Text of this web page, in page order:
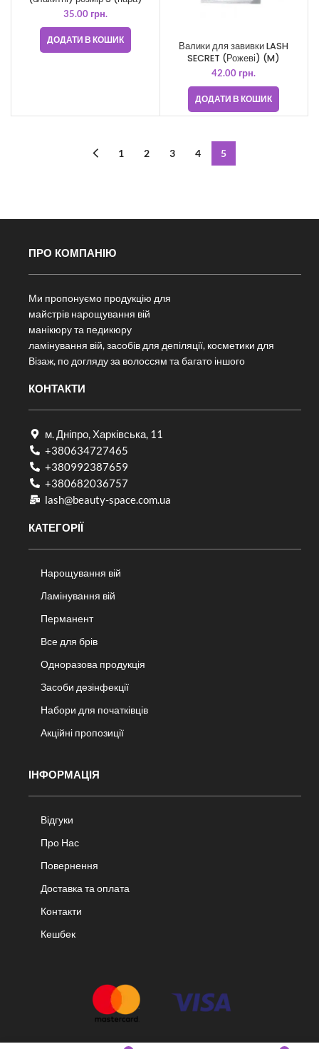
35.00 грн.
ДОДАТИ В КОШИК
Валики для завивки LASH
SECRET (Рожеві) (M)
42.00 грн.
ДОДАТИ В КОШИК
1 2 3 4 5
ПРО КОМПАНІЮ
Ми пропонуємо продукцію для
майстрів нарощування вій
манікюру та педикюру
ламінування вій, засобів для депіляції, косметики для
Візаж, по догляду за волоссям та багато іншого
КОНТАКТИ
м. Дніпро, Харківська, 11
+380634727465
+380992387659
+380682036757​
lash@beauty-space.com.ua
КАТЕГОРІЇ
Нарощування вій
Ламінування вій
Перманент
Все для брів
Одноразова продукція
Засоби дезінфекції
Набори для початківців
Акційні пропозиції
ІНФОРМАЦІЯ
Відгуки
Про Нас
Повернення
Доставка та оплата
Контакти
Кешбек